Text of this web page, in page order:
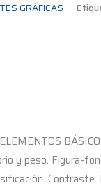
GRÁFICAS
y peso. Figura-